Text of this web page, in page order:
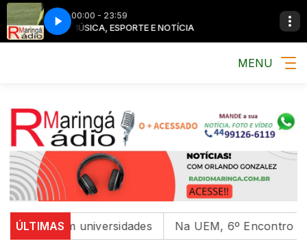
00:00 - 23:59
MÚSICA, ESPORTE E NOTÍCIA
MENU
ÚLTIMAS
em universidades Na UEM, 6º Encontro com as